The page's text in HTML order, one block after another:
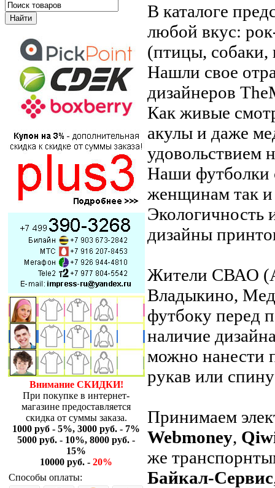
Внимание СКИДКИ!
При покупке в интернет-
магазине предоставляется
скидка от суммы заказа.
1000 руб - 5%, 3000 руб. - 7%
5000 руб. - 10%, 8000 руб. -
15%
10000 руб. - 20%
Способы оплаты:
В каталоге
любой вкус:
(птицы, собаки,
Нашли свое
дизайнеров
Как живые
акулы и даже
удовольствием
Наши футболки
женщинам так
Экологичность
дизайны
Жители СВАО
Владыкино,
футбоку перед
наличие
можно нанести
рукав или
Принимаем
Webmoney,
же
Байкал-Сервис